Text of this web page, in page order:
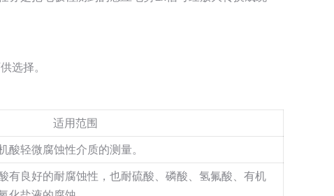
选择。
适用范围
酸轻微腐蚀性介质的测量。
有良好的耐腐蚀性，也耐硫酸、磷酸、氢氟酸、有机